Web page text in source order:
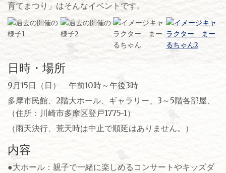
育てまつり」はそんなイベントです。
日時・場所
9月15日（日） 午前10時～午後3時
多摩市民館、2階大ホール、ギャラリー、3～5階各部屋、
（住所：川崎市多摩区登戸1775-1）
（雨天決行、荒天時は中止で順延はありません。）
内容
●大ホール：親子で一緒に楽しめるコンサートやキッズダ